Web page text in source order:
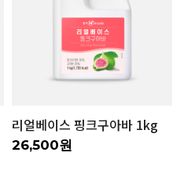
리얼베이스 핑크구아바 1kg
26,500원